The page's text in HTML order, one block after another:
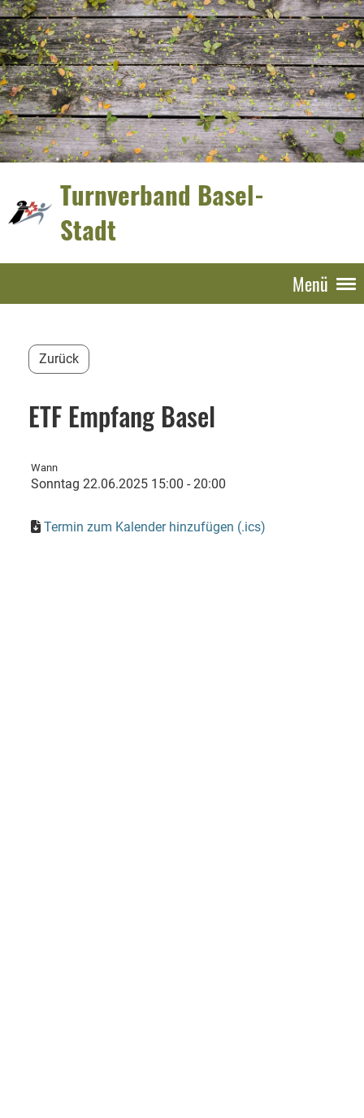
Turnverband Basel-
Stadt
Menü
Zurück
ETF Empfang Basel
Wann
Sonntag 22.06.2025 15:00 - 20:00
Termin zum Kalender hinzufügen (.ics)